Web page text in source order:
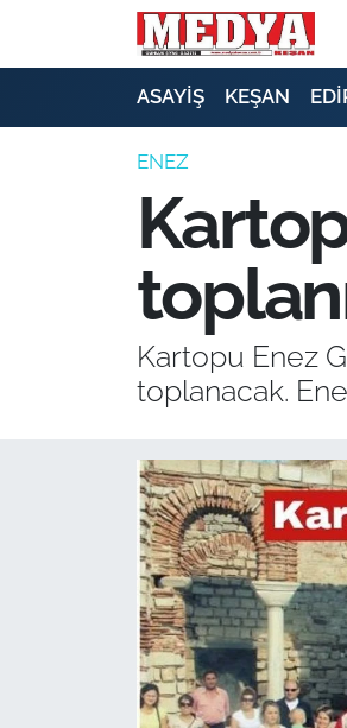
ASAYİŞ KEŞAN
ENEZ
Kartopu Enez
toplanacak.
E-GAZETE
SİYASET
EKONOMİ
TARIM VE HAYVANCILIK
KÜLTÜR SANAT
RESMİ İLAN